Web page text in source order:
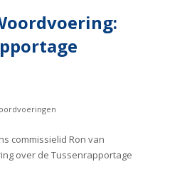
commissielid Ron van
over de Tussenrapportage